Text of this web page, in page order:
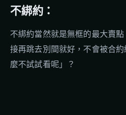
不綁約：
不綁約當然就是無框的最大賣
接再跳去別間就好，不會被合
麼不試試看呢」？